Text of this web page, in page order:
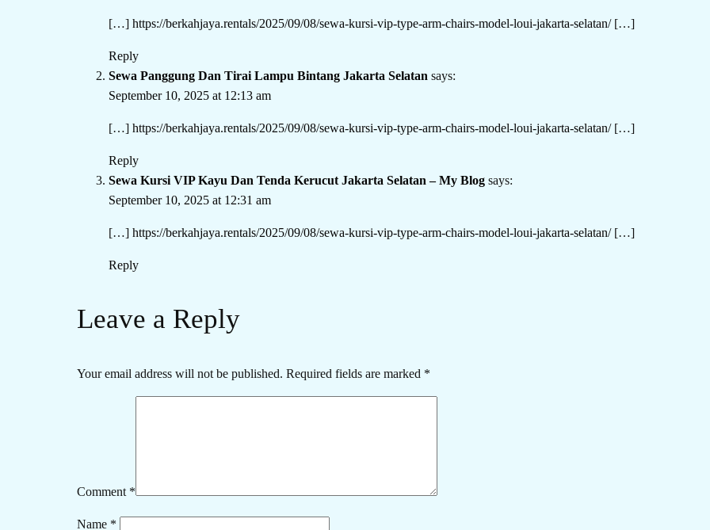
[…] https://berkahjaya.rentals/2025/09/08/sewa-kursi-vip-type-arm-chairs-model-loui-jakarta-selatan/[…]
Reply
Sewa Panggung Dan Tirai Lampu Bintang Jakarta Selatan says:
September 10, 2025 at 12:13 am
[…] https://berkahjaya.rentals/2025/09/08/sewa-kursi-vip-type-arm-chairs-model-loui-jakarta-selatan/[…]
Reply
Sewa Kursi VIP Kayu Dan Tenda Kerucut Jakarta Selatan – My Blog says:
September 10, 2025 at 12:31 am
[…] https://berkahjaya.rentals/2025/09/08/sewa-kursi-vip-type-arm-chairs-model-loui-jakarta-selatan/[…]
Reply
Leave a Reply
Your email address will not be published. Required fields are marked *
Comment *
Name *